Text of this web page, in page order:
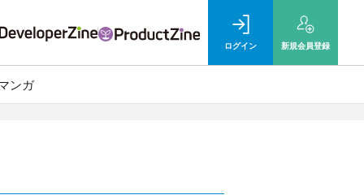
ログイン 新規会員登録
ンガ